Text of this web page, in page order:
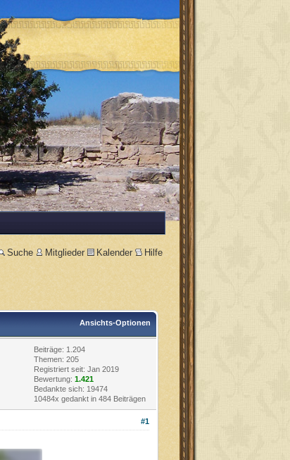
Suche Mitglieder Kalender Hilfe
Ansichts-Optionen
Beiträge: 1.204
Themen: 205
Registriert seit: Jan 2019
Bewertung: 1.421
Bedankte sich: 19474
10484x gedankt in 484 Beiträgen
#1